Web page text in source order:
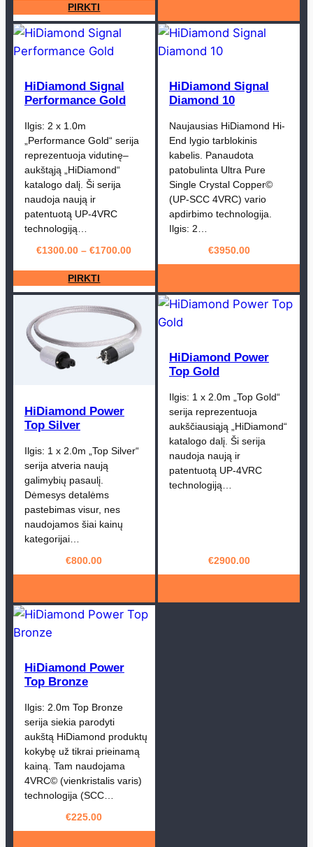
PIRKTI
HiDiamond Signal
Performance Gold
Ilgis: 2 x 1.0m
„Performance Gold“ serija
reprezentuoja vidutinę–
aukštąją „HiDiamond“
katalogo dalį. Ši serija
naudoja naują ir
patentuotą UP-4VRC
technologiją…
€1300.00 –€1700.00
PIRKTI
HiDiamond Signal
Diamond 10
Naujausias HiDiamond Hi-
End lygio tarblokinis
kabelis. Panaudota
patobulinta Ultra Pure
Single Crystal Copper©
(UP-SCC 4VRC) vario
apdirbimo technologija.
Ilgis: 2…
€3950.00
HiDiamond Power
Top Silver
Ilgis: 1 x 2.0m „Top Silver“
serija atveria naują
galimybių pasaulį.
Dėmesys detalėms
pastebimas visur, nes
naudojamos šiai kainų
kategorijai…
€800.00
HiDiamond Power
Top Gold
Ilgis: 1 x 2.0m „Top Gold“
serija reprezentuoja
aukščiausiąją „HiDiamond“
katalogo dalį. Ši serija
naudoja naują ir
patentuotą UP-4VRC
technologiją…
€2900.00
HiDiamond Power
Top Bronze
Ilgis: 2.0m Top Bronze
serija siekia parodyti
aukštą HiDiamond produktų
kokybę už tikrai prieinamą
kainą. Tam naudojama
4VRC© (vienkristalis varis)
technologija (SCC…
€225.00